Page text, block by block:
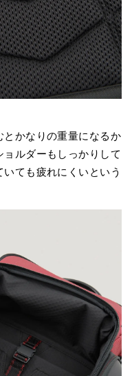
かなりの重量になるか
ルダーもしっかりして
ても疲れにくいという